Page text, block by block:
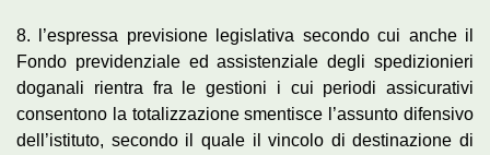
8. l’espressa previsione legislativa secondo cui anche il
Fondo previdenziale ed assistenziale degli spedizionieri
doganali rientra fra le gestioni i cui periodi assicurativi
consentono la totalizzazione smentisce l’assunto difensivo
dell’istituto, secondo il quale il vincolo di destinazione di